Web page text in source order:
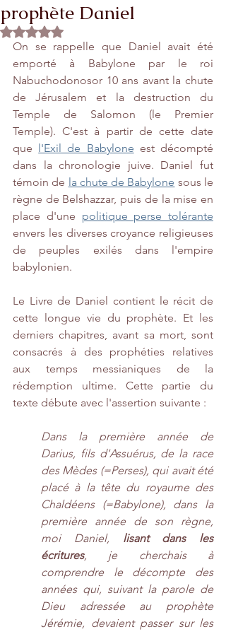
prophète Daniel
Rated NaN out of 5 stars.
On se rappelle que Daniel avait été
emporté à Babylone par le roi
Nabuchodonosor 10 ans avant la chute
de Jérusalem et la destruction du
Temple de Salomon (le Premier
Temple). C'est à partir de cette date
que l'Exil de Babylone est décompté
dans la chronologie juive. Daniel fut
témoin de la chute de Babylone sous le
règne de Belshazzar, puis de la mise en
place d'une politique perse tolérante
envers les diverses croyance religieuses
de peuples exilés dans l'empire
babylonien.
Le Livre de Daniel contient le récit de
cette longue vie du prophète. Et les
derniers chapitres, avant sa mort, sont
consacrés à des prophéties relatives
aux temps messianiques de la
rédemption ultime. Cette partie du
texte débute avec l'assertion suivante :
Dans la première année de
Darius, fils d'Assuérus, de la race
des Mèdes (=Perses), qui avait été
placé à la tête du royaume des
Chaldéens (=Babylone), dans la
première année de son règne,
moi Daniel, lisant dans les
écritures, je cherchais à
comprendre le décompte des
années qui, suivant la parole de
Dieu adressée au prophète
Jérémie, devaient passer sur les